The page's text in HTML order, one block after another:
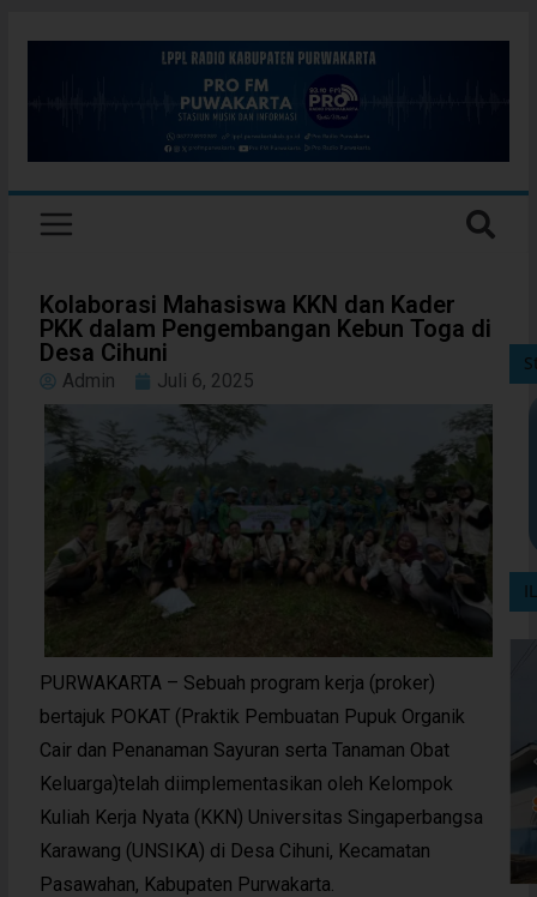
Kolaborasi Mahasiswa KKN dan Kader
PKK dalam Pengembangan Kebun Toga di
Desa Cihuni
Admin Juli 6, 2025
PURWAKARTA – Sebuah program kerja (proker)
bertajuk POKAT (Praktik Pembuatan Pupuk Organik
Cair dan Penanaman Sayuran serta Tanaman Obat
Keluarga)telah diimplementasikan oleh Kelompok
Kuliah Kerja Nyata (KKN) Universitas Singaperbangsa
Karawang (UNSIKA) di Desa Cihuni, Kecamatan
Pasawahan, Kabupaten Purwakarta.